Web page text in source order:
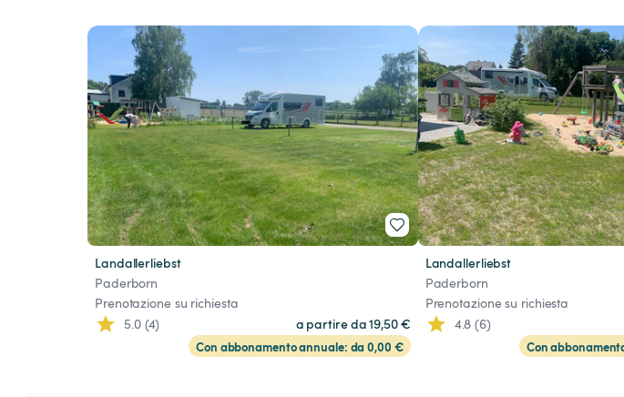
Landallerliebst
Paderborn
Prenotazione su richiesta
5.0 (4)
a partire da 19,50 €
Con abbonamento annuale: da 0,00 €
Landallerliebst
Paderborn
Prenotazione su richiesta
4.8 (6)
Con